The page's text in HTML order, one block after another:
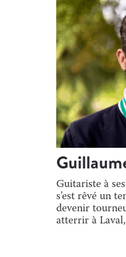
Guitariste à
s’est rêvé un
devenir
atterrir à